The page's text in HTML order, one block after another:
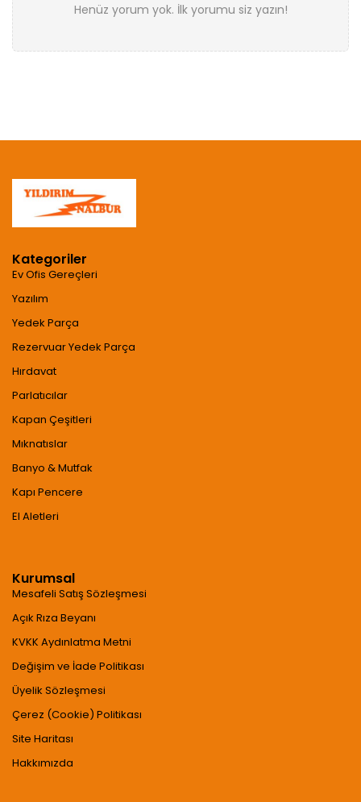
Henüz yorum yok. İlk yorumu siz yazın!
Kategoriler
Ev Ofis Gereçleri
Yazılım
Yedek Parça
Rezervuar Yedek Parça
Hırdavat
Parlatıcılar
Kapan Çeşitleri
Mıknatıslar
Banyo & Mutfak
Kapı Pencere
El Aletleri
Kurumsal
Mesafeli Satış Sözleşmesi
Açık Rıza Beyanı
KVKK Aydınlatma Metni
Değişim ve İade Politikası
Üyelik Sözleşmesi
Çerez (Cookie) Politikası
Site Haritası
Hakkımızda